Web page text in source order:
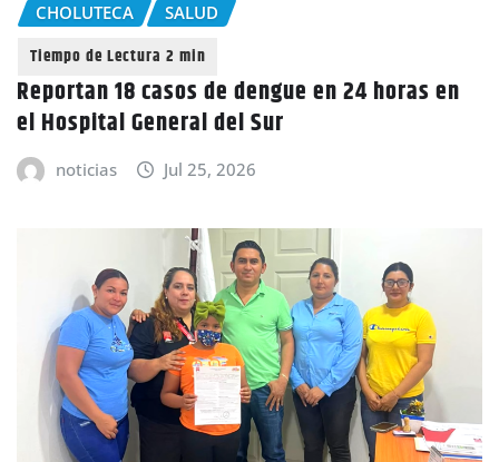
CHOLUTECA SALUD
Reportan 18 casos de dengue en 24 horas en
el Hospital General del Sur
noticias Jul 25, 2026